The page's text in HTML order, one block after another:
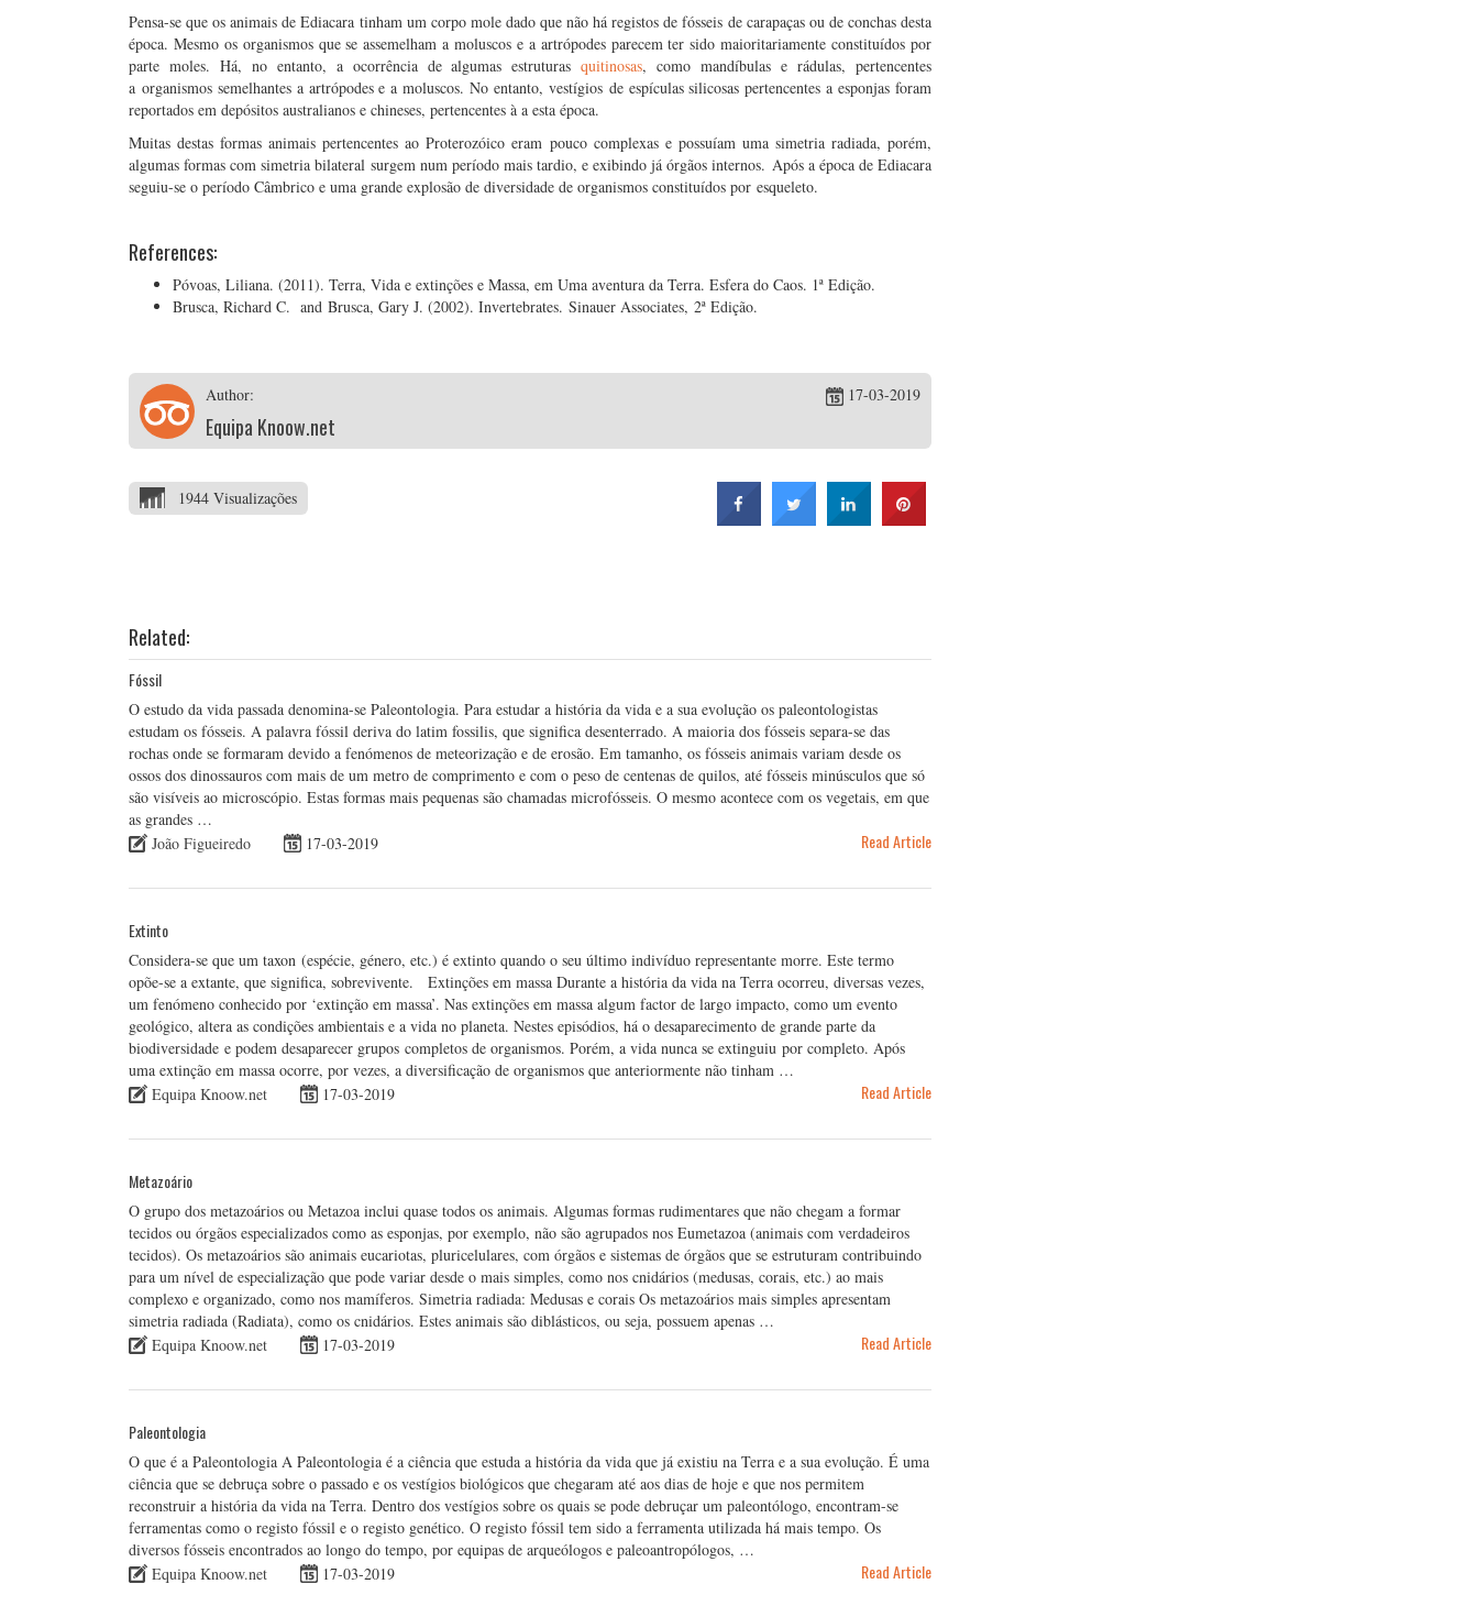
Pensa-se que os animais de Ediacara tinham um corpo mole dado que não há registos de fósseis de carapaças ou de conchas desta
época. Mesmo os organismos que se assemelham a moluscos e a artrópodes parecem ter sido maioritariamente constituídos por
parte moles. Há, no entanto, a ocorrência de algumas estruturasquitinosas, como mandíbulas e rádulas, pertencentes
a organismos semelhantes a artrópodes e a moluscos. No entanto, vestígios de espículas silicosas pertencentes a esponjas foram
reportados em depósitos australianos e chineses, pertencentes à a esta época.
Muitas destas formas animais pertencentes ao Proterozóico eram pouco complexas e possuíam uma simetria radiada, porém,
algumas formas com simetria bilateral surgem num período mais tardio, e exibindo já órgãos internos. Após a época de Ediacara
seguiu-se o período Câmbrico e uma grande explosão de diversidade de organismos constituídos por esqueleto.
References:
Póvoas, Liliana. (2011). Terra, Vida e extinções e Massa, em Uma aventura da Terra. Esfera do Caos. 1ª Edição.
Brusca, Richard C. and Brusca, Gary J. (2002). Invertebrates. Sinauer Associates, 2ª Edição.
Author:
Equipa Knoow.net
17-03-2019
1944 Visualizações
Related:
Fóssil
O estudo da vida passada denomina-se Paleontologia. Para estudar a história da vida e a sua evolução os paleontologistas
estudam os fósseis. A palavra fóssil deriva do latim fossilis, que significa desenterrado. A maioria dos fósseis separa-se das
rochas onde se formaram devido a fenómenos de meteorização e de erosão. Em tamanho, os fósseis animais variam desde os
ossos dos dinossauros com mais de um metro de comprimento e com o peso de centenas de quilos, até fósseis minúsculos que só
são visíveis ao microscópio. Estas formas mais pequenas são chamadas microfósseis. O mesmo acontece com os vegetais, em que
as grandes …
João Figueiredo
17-03-2019 Read Article
Extinto
Considera-se que um taxon (espécie, género, etc.) é extinto quando o seu último indivíduo representante morre. Este termo
opõe-se a extante, que significa, sobrevivente. Extinções em massa Durante a história da vida na Terra ocorreu, diversas vezes,
um fenómeno conhecido por ‘extinção em massa’. Nas extinções em massa algum factor de largo impacto, como um evento
geológico, altera as condições ambientais e a vida no planeta. Nestes episódios, há o desaparecimento de grande parte da
biodiversidade e podem desaparecer grupos completos de organismos. Porém, a vida nunca se extinguiu por completo. Após
uma extinção em massa ocorre, por vezes, a diversificação de organismos que anteriormente não tinham …
Equipa Knoow.net
17-03-2019 Read Article
Metazoário
O grupo dos metazoários ou Metazoa inclui quase todos os animais. Algumas formas rudimentares que não chegam a formar
tecidos ou órgãos especializados como as esponjas, por exemplo, não são agrupados nos Eumetazoa (animais com verdadeiros
tecidos). Os metazoários são animais eucariotas, pluricelulares, com órgãos e sistemas de órgãos que se estruturam contribuindo
para um nível de especialização que pode variar desde o mais simples, como nos cnidários (medusas, corais, etc.) ao mais
complexo e organizado, como nos mamíferos. Simetria radiada: Medusas e corais Os metazoários mais simples apresentam
simetria radiada (Radiata), como os cnidários. Estes animais são diblásticos, ou seja, possuem apenas …
Equipa Knoow.net
17-03-2019 Read Article
Paleontologia
O que é a Paleontologia A Paleontologia é a ciência que estuda a história da vida que já existiu na Terra e a sua evolução. É uma
ciência que se debruça sobre o passado e os vestígios biológicos que chegaram até aos dias de hoje e que nos permitem
reconstruir a história da vida na Terra. Dentro dos vestígios sobre os quais se pode debruçar um paleontólogo, encontram-se
ferramentas como o registo fóssil e o registo genético. O registo fóssil tem sido a ferramenta utilizada há mais tempo. Os
diversos fósseis encontrados ao longo do tempo, por equipas de arqueólogos e paleoantropólogos, …
Equipa Knoow.net
17-03-2019 Read Article